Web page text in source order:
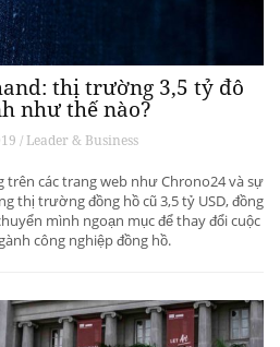
thị trường 3,5 tỷ đô
như thế nào?
/ Leader & Business
các trang web như Chrono24 và sự
thị trường đồng hồ cũ 3,5 tỷ USD, đồng
mình ngoạn mục để thay đổi cuộc
công nghiệp đồng hồ.